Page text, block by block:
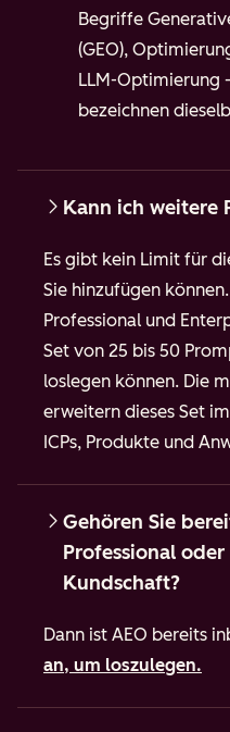
Begriffe
(GEO),
LLM-Optimierung
bezeichnen
Kann ich weitere
Es gibt kein Limit für
Sie hinzufügen
Professional und
Set von 25 bis 50
loslegen können. Die
erweitern dieses Set
ICPs, Produkte und
Gehören Sie
Professional
Kundschaft?
Dann ist AEO bereits
an, um loszulegen.